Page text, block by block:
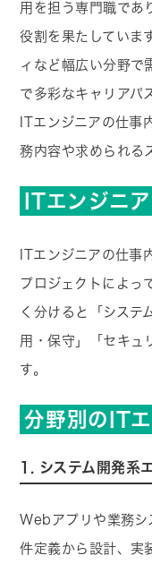
用を担う専門職であ
役割を果たしていま
ィなど幅広い分野で
で多彩なキャリアパ
ITエンジニアの仕事
務内容や求められる
ITエンジニ
ITエンジニアの仕事
プロジェクトによっ
く分けると「システ
用・保守」「セキュ
す。
分野別のIT
1. システム開発系
Webアプリや業務シ
件定義から設計、実